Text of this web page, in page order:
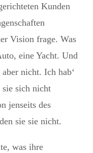
Kunden
Vision frage. Was
eine Yacht. Und
nicht. Ich hab‘
sich nicht
jenseits des
sie sie nicht.
was ihre